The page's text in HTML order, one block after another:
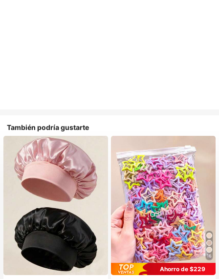
También podría gustarte
#1 Más vendidos
en Multicolor Gorros para el pelo para mujer
Establecido hace 1 año
16
Ahorro de $229